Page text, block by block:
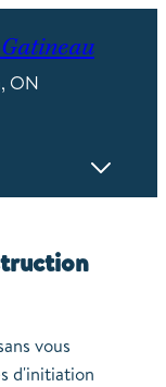
ON
vous
d'initiation